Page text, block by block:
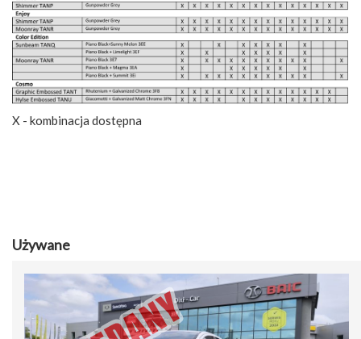
X - kombinacja dostępna
Używane